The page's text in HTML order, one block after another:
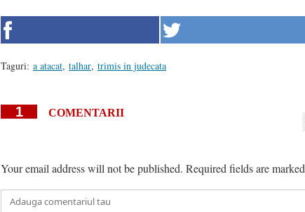
Taguri: a atacat, talhar, trimis in judecata
1 COMENTARII
Your email address will not be published. Required fields are marked